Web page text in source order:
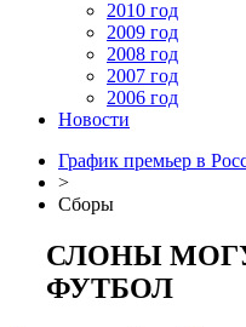
2010 год
2009 год
2008 год
2007 год
2006 год
Новости
График премьер в
>
Сборы
СЛОНЫ
ФУТБОЛ